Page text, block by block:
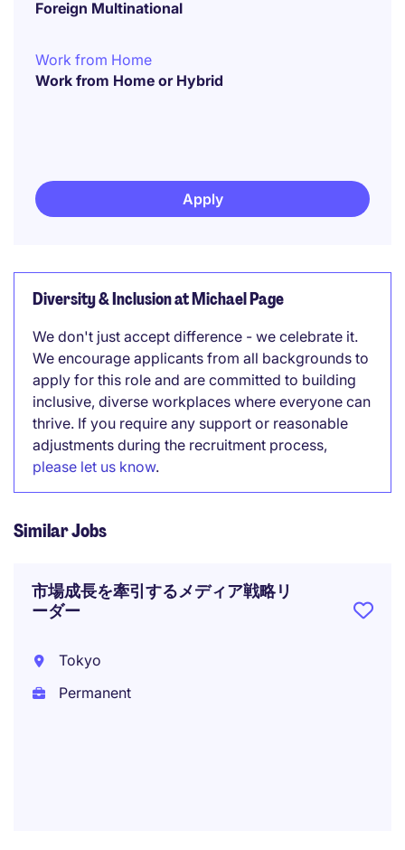
Foreign Multinational
Work from Home
Work from Home or Hybrid
Apply
Diversity & Inclusion at Michael Page
We don't just accept difference - we celebrate it.
We encourage applicants from all backgrounds to
apply for this role and are committed to building
inclusive, diverse workplaces where everyone can
thrive. If you require any support or reasonable
adjustments during the recruitment process,
please let us know.
Similar Jobs
市場成長を牽引するメディア戦略リ
ーダー
Tokyo
Permanent